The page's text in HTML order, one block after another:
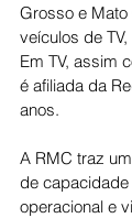
Grosso e
veículos de
Em TV, assim
é afiliada da
anos.
A RMC traz
de
operacional e